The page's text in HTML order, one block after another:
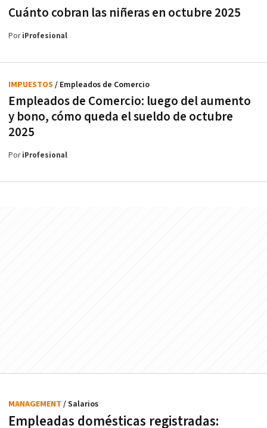
Cuánto cobran las niñeras en octubre 2025
PoriProfesional
Empleados de Comercio: luego del aumento
y bono, cómo queda el sueldo de octubre
2025
IMPUESTOS / Empleados de Comercio
PoriProfesional
Empleadas domésticas registradas:
MANAGEMENT / Salarios